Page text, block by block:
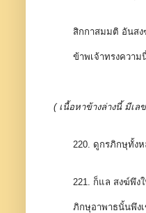
สิกกาสมมติ อันส
ข้าพเจ้าทรงความ
( เนื้อหาข้างล่างนี้ มีเล
220. ดูกรภิกษุทั้ง
221. ก็แล สงฆ์พึง
ภิกษุอาพาธนั้นพึง